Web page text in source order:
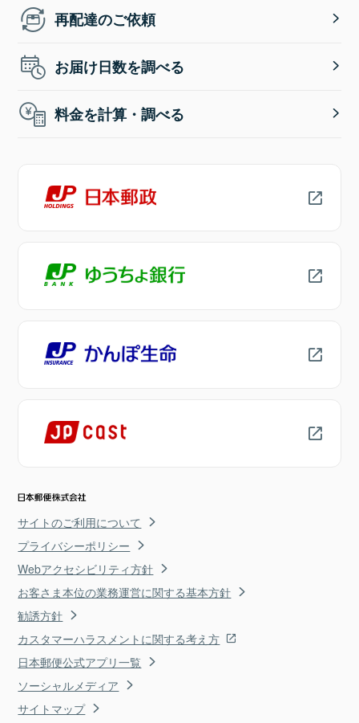
再配達のご依頼
お届け日数を調べる
料金を計算・調べる
サイトのご利用について
プライバシーポリシー
Webアクセシビリティ方針
お客さま本位の業務運営に関する基本方針
勧誘方針
カスタマーハラスメントに関する考え方
日本郵便公式アプリ一覧
ソーシャルメディア
サイトマップ